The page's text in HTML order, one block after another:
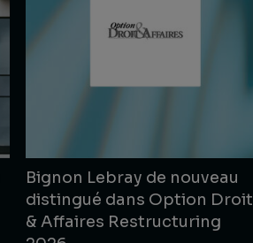
Bignon Lebray de nouveau
distingué dans Option Droit
& Affaires Restructuring